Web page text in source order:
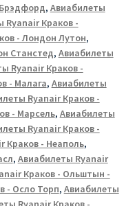
, Авиабилеты
Ryanair Краков -
- Лондон Лутон,
Станстед, Авиабилеты
Ryanair Краков -
- Малага, Авиабилеты
Ryanair Краков -
- Марсель, Авиабилеты
Ryanair Краков -
Краков - Неаполь,
, Авиабилеты Ryanair
Краков - Ольштын -
- Осло Торп, Авиабилеты